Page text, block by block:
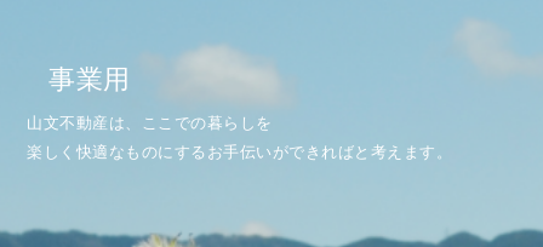
事業用
山文不動産は、ここでの暮らしを
楽しく快適なものにするお手伝いができればと考えます。